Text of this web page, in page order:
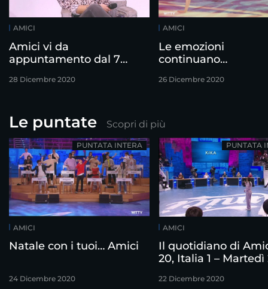
AMICI
Amici vi da
appuntamento dal 7
28 Dicembre 2020
AMICI
Le emozioni
continuano…
26 Dicembre 2020
Le puntate Scopri di più
AMICI
Natale con i tuoi… Amici
24 Dicembre 2020
PUNTATA INTERA
AMICI
Il quotidiano di
20, Italia 1 – Martedì
22 Dicembre 2020
PUNTATA